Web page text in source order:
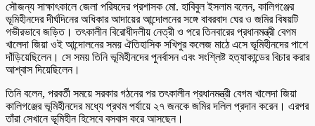
সৌজন্য সাক্ষাৎকালে জেলা পরিষদের প্রশাসক মো. হাবিবুল ইসলাম বলেন, কালিগঞ্জের
ভূমিহীনদের দীর্ঘদিনের অধিকার আদায়ের আন্দোলনের সঙ্গে বাবরবাদ ঘের ও জমির বিষয়টি
গভীরভাবে জড়িত। তৎকালীন বিরোধীদলীয় নেত্রী ও পরে তিনবারের প্রধানমন্ত্রী বেগম
খালেদা জিয়া ওই আন্দোলনের সময় ঐতিহাসিক সখিপুর কলেজ মাঠে এসে ভূমিহীনদের পাশে
দাঁড়িয়েছিলেন। সে সময় তিনি ভূমিহীনদের পুনর্বাসন এবং সংশ্লিষ্ট হত্যাকান্ডের বিচার করার
আশ্বাস দিয়েছিলেন।
তিনি বলেন, পরবর্তী সময়ে সরকার গঠনের পর তৎকালীন প্রধানমন্ত্রী বেগম খালেদা জিয়া
কালিগঞ্জের ভূমিহীনদের মধ্যে প্রথম পর্যায়ে ২৭ জনকে জমির দলিল প্রদান করেন। এরপর
তাঁরা সেখানে ভূমিহীন হিসেবে বসবাস করে আসছেন।